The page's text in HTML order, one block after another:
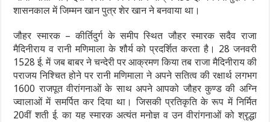
शासनकाल में जिम्मन खान पुत्र शेर खान ने बनवाया था।
जौहर स्मारक – कीर्तिदुर्ग के समीप स्थित जौहर स्मारक सदैव राजा
मैदिनीराय व रानी मणिमाला के शौर्य को प्रदर्शित करता है। 28 जनवरी
1528 ई. में जब बाबर ने चन्देरी पर आक्रमण किया तब राजा मैदिनीराय की
पराजय निश्चित होने पर रानी मणिमाला ने अपने सतित्व की रक्षार्थ लगभग
1600 राजपूत वीरांगनाओं के साथ अपने आपको जौहर कुण्ड की अग्नि
ज्वालाओं में समर्पित कर दिया था। जिसकी प्रतिकृति के रूप में निर्मित
20वीं शती ई. का यह स्मारक अत्यंत मनोज्ञ व उन वीरांगनाओं को श्रृद्धा